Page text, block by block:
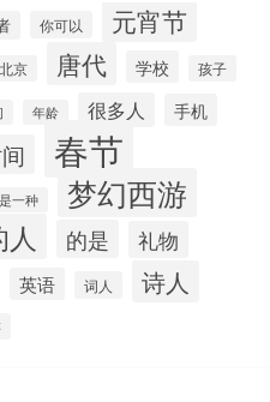
你可以 元宵节
北京 唐代 学校 孩子
年龄 很多人 手机
春节
是一种 梦幻西游
人 的是
礼物
英语 词人 诗人